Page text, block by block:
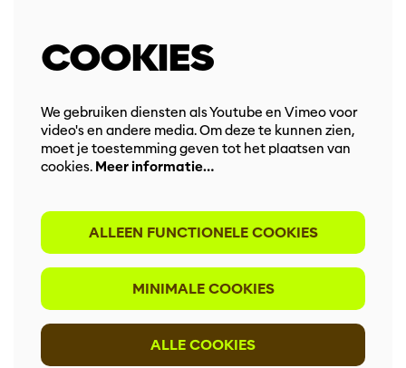
COOKIES
We gebruiken diensten als Youtube en Vimeo voor
video's en andere media. Om deze te kunnen zien,
moet je toestemming geven tot het plaatsen van
cookies. Meer informatie…
ALLEEN FUNCTIONELE COOKIES
MINIMALE COOKIES
ALLE COOKIES